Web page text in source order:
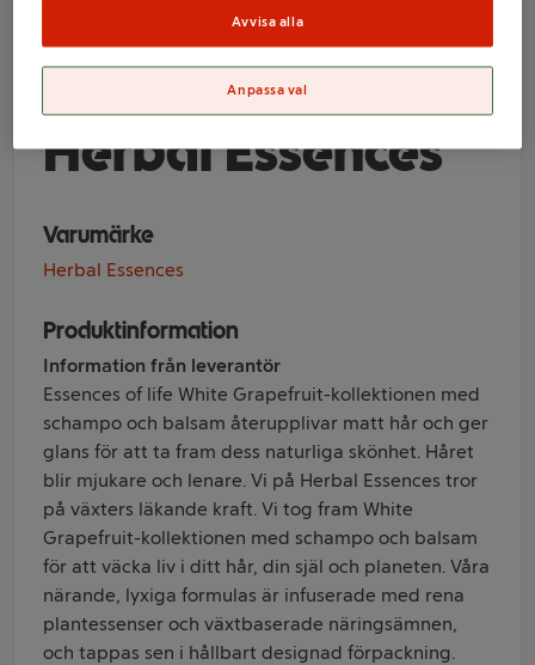
Schampo
Grapefruit 250ml
Herbal Essences
Varumärke
Herbal Essences
Produktinformation
Information från leverantör
Essences of life White Grapefruit-kollektionen med
schampo och balsam återupplivar matt hår och ger
glans för att ta fram dess naturliga skönhet. Håret
blir mjukare och lenare. Vi på Herbal Essences tror
på växters läkande kraft. Vi tog fram White
Grapefruit-kollektionen med schampo och balsam
för att väcka liv i ditt hår, din själ och planeten. Våra
närande, lyxiga formulas är infuserade med rena
plantessenser och växtbaserade näringsämnen,
och tappas sen i hållbart designad förpackning.
Avvisa alla
Anpassa val